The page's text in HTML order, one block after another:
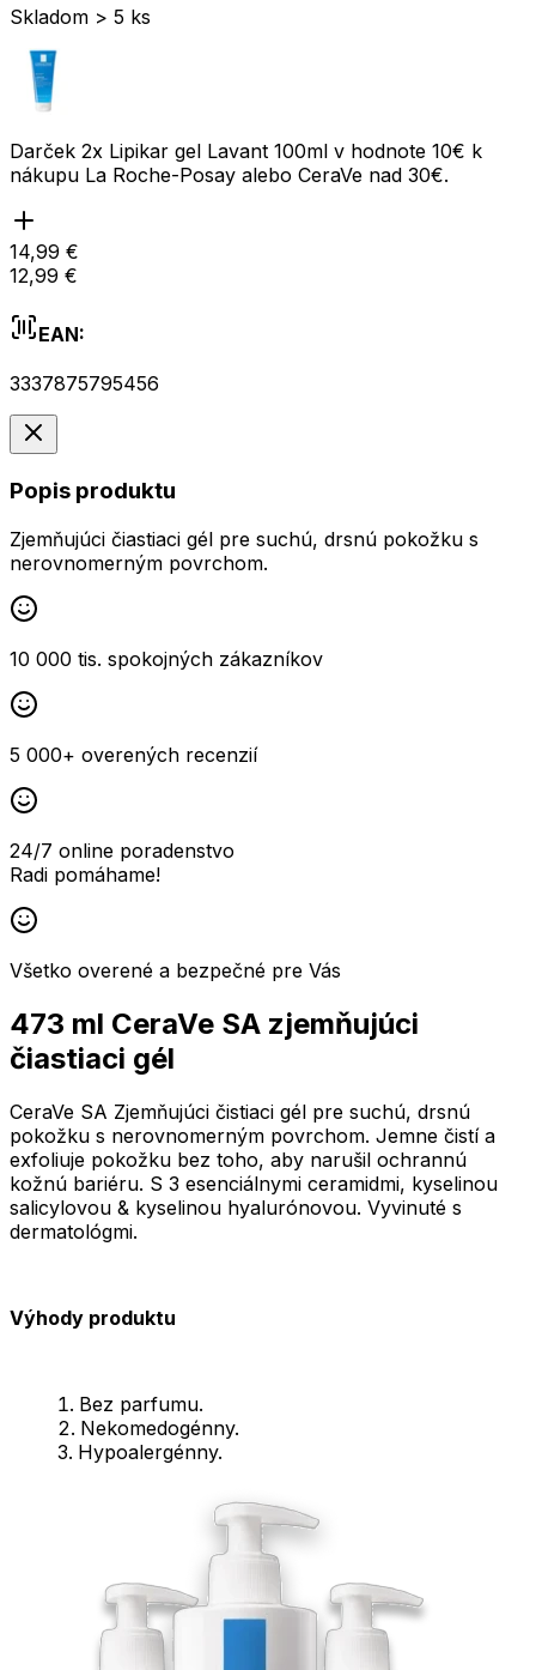
Skladom > 5 ks
Darček 2x Lipikar gel Lavant 100ml v hodnote 10€ k
nákupu La Roche-Posay alebo CeraVe nad 30€.
14,99 €
12,99 €
EAN:
3337875795456
Popis produktu
Zjemňujúci čiastiaci gél pre suchú, drsnú pokožku s
nerovnomerným povrchom.
10 000 tis. spokojných zákazníkov
5 000+ overených recenzií
24/7 online poradenstvo
Radi pomáhame!
Všetko overené a bezpečné pre Vás
473 ml CeraVe SA zjemňujúci
čiastiaci gél
CeraVe SA Zjemňujúci čistiaci gél pre suchú, drsnú
pokožku s nerovnomerným povrchom. Jemne čistí a
exfoliuje pokožku bez toho, aby narušil ochrannú
kožnú bariéru. S 3 esenciálnymi ceramidmi, kyselinou
salicylovou & kyselinou hyalurónovou. Vyvinuté s
dermatológmi.
Výhody produktu
Bez parfumu.
Nekomedogénny.
Hypoalergénny.